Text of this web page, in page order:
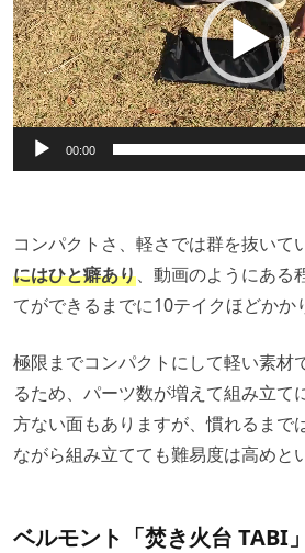
レ
ー
ヤ
ー
00:00
コンパクトさ、軽さでは群を抜いて
にはひと癖あり、動画のようにある
てができるまでに10テイクほどかか
極限までコンパクトにして軽い素材
るため、パーツ数が増えて組み立て
方ない面もありますが、慣れるまで
ながら組み立てても難易度は高めと
ベルモント「焚き火台 TABI